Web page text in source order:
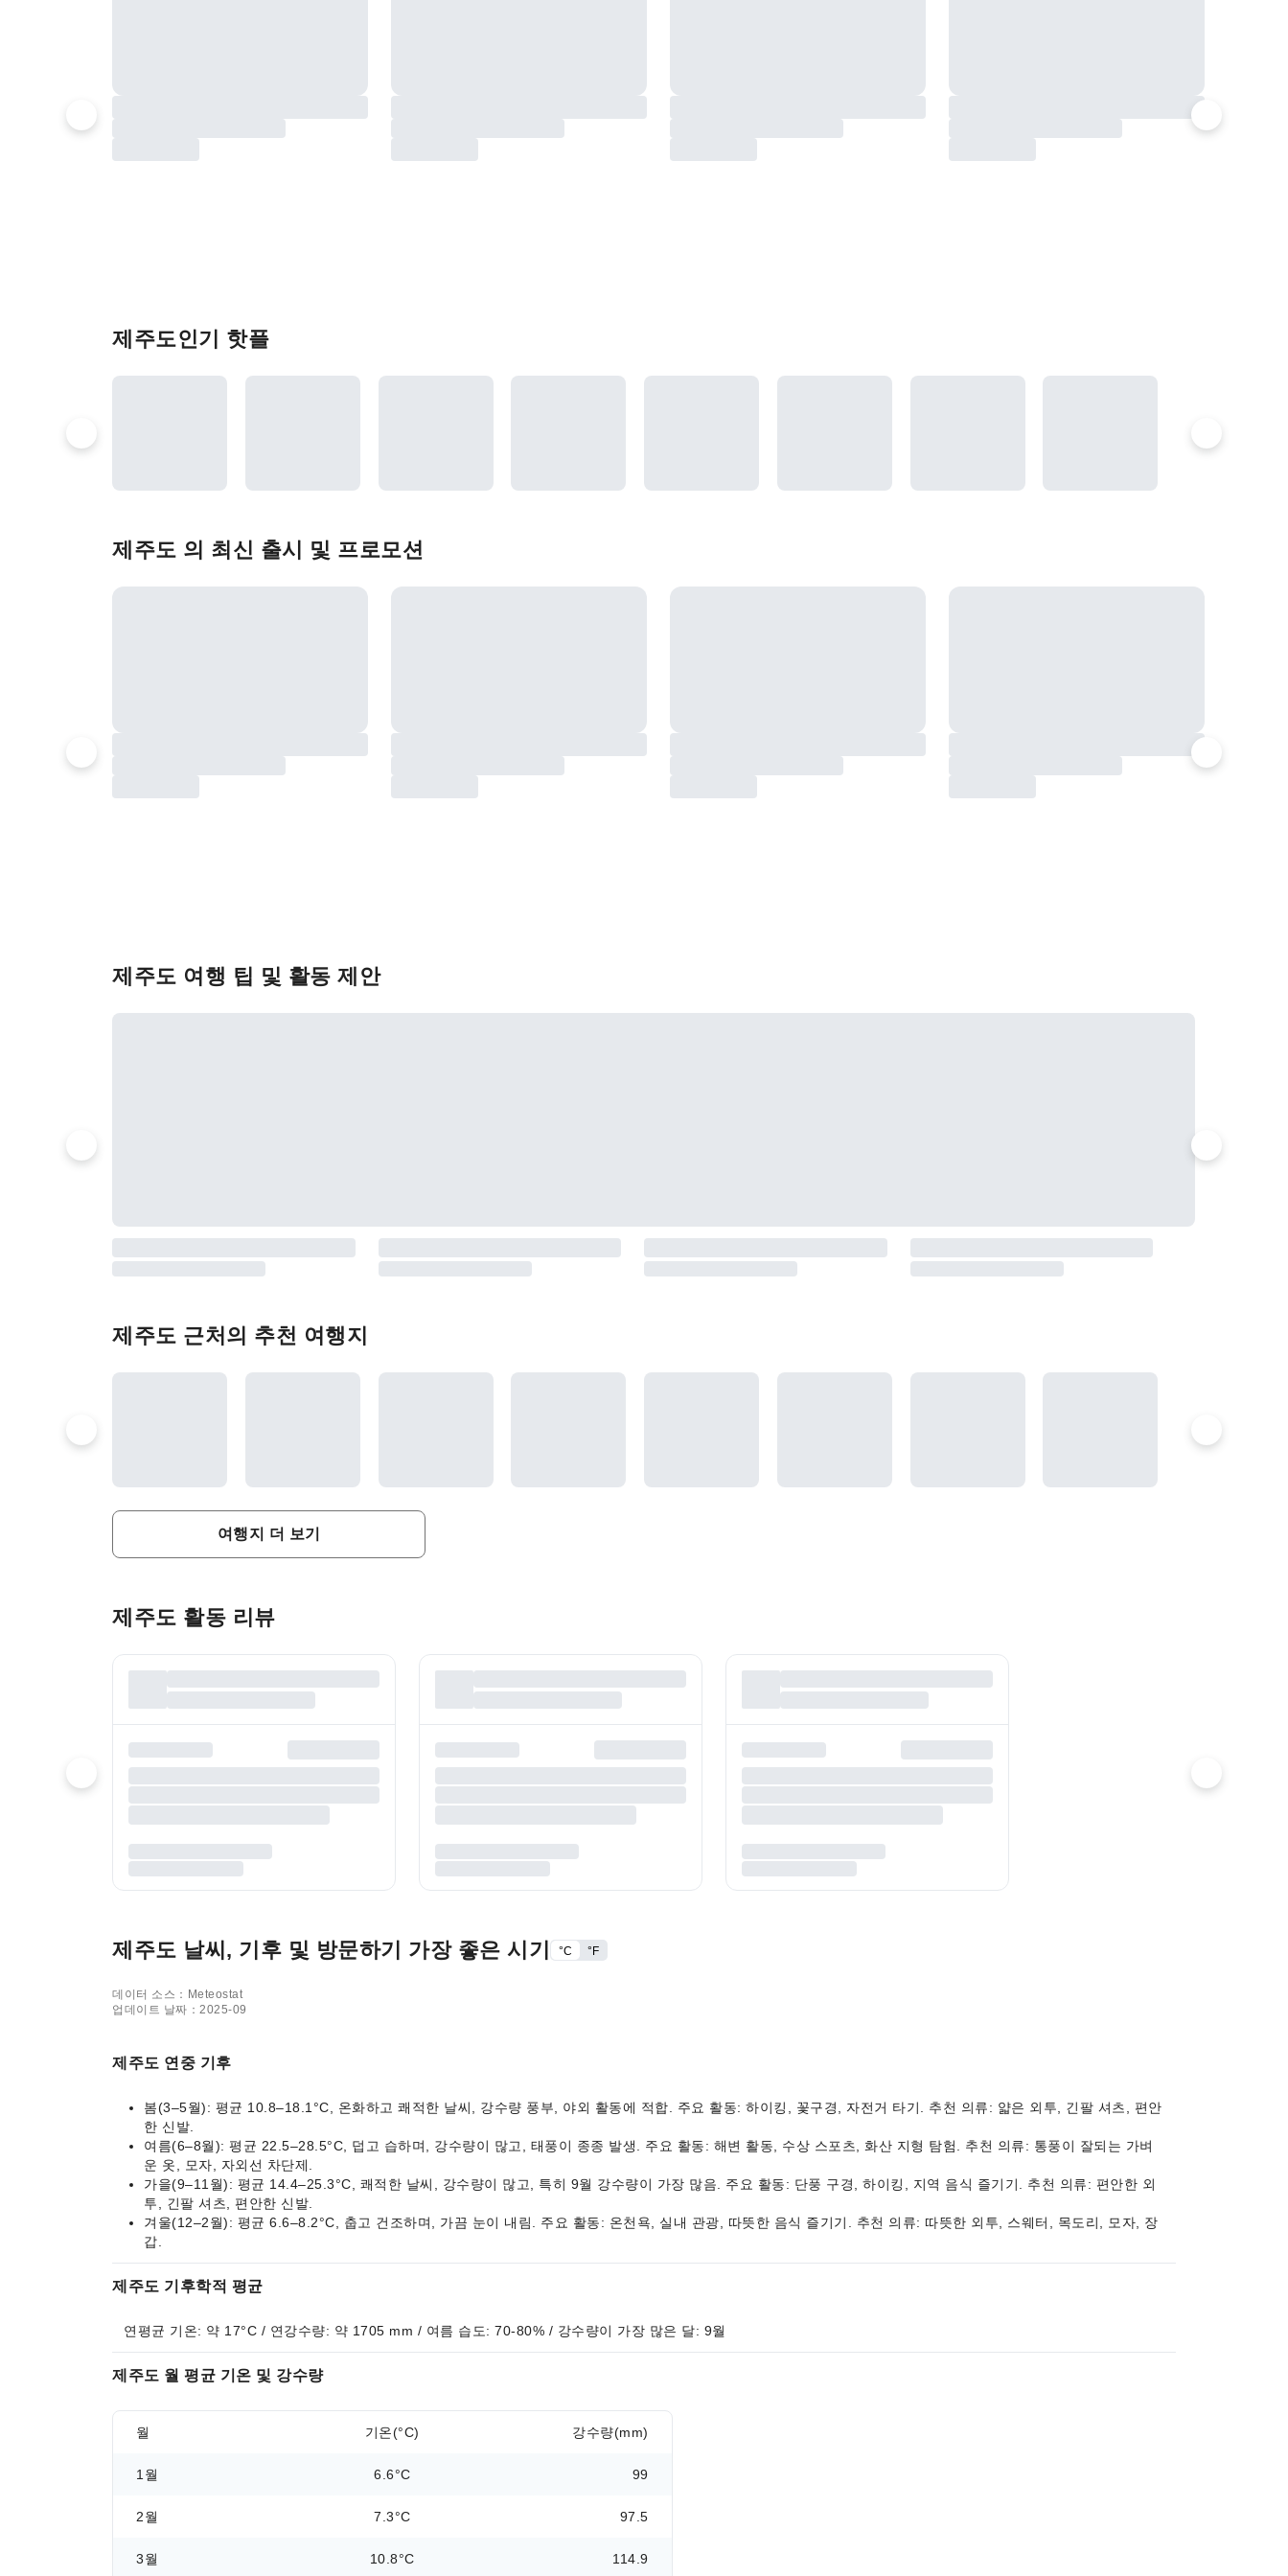
제주도인기 핫플
제주도 의 최신 출시 및 프로모션
제주도 여행 팁 및 활동 제안
제주도 근처의 추천 여행지
여행지 더 보기
제주도 활동 리뷰
제주도 날씨, 기후 및 방문하기 가장 좋은 시기 °C °F
데이터 소스：Meteostat
업데이트 날짜：2025-09
제주도 연중 기후
봄(3–5월): 평균 10.8–18.1°C, 온화하고 쾌적한 날씨, 강수량 풍부, 야외 활동에 적합. 주요 활동: 하이킹, 꽃구경, 자전거 타기. 추천 의류: 얇은 외투, 긴팔 셔츠, 편안
한 신발.
여름(6–8월): 평균 22.5–28.5°C, 덥고 습하며, 강수량이 많고, 태풍이 종종 발생. 주요 활동: 해변 활동, 수상 스포츠, 화산 지형 탐험. 추천 의류: 통풍이 잘되는 가벼
운 옷, 모자, 자외선 차단제.
가을(9–11월): 평균 14.4–25.3°C, 쾌적한 날씨, 강수량이 많고, 특히 9월 강수량이 가장 많음. 주요 활동: 단풍 구경, 하이킹, 지역 음식 즐기기. 추천 의류: 편안한 외
투, 긴팔 셔츠, 편안한 신발.
겨울(12–2월): 평균 6.6–8.2°C, 춥고 건조하며, 가끔 눈이 내림. 주요 활동: 온천욕, 실내 관광, 따뜻한 음식 즐기기. 추천 의류: 따뜻한 외투, 스웨터, 목도리, 모자, 장
갑.
제주도 기후학적 평균
연평균 기온: 약 17°C / 연강수량: 약 1705 mm / 여름 습도: 70-80% / 강수량이 가장 많은 달: 9월
제주도 월 평균 기온 및 강수량
월 기온(°C) 강수량(mm)
1월 6.6°C 99
2월 7.3°C 97.5
3월 10.8°C 114.9